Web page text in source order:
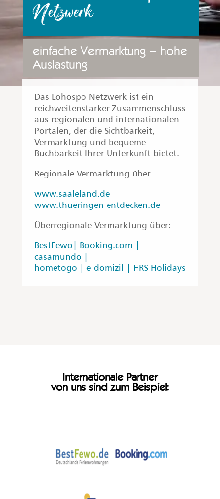
Netzwerk
einfache Vermarktung – hohe
Auslastung
Das Lohospo Netzwerk ist ein
reichweitenstarker Zusammenschluss
aus regionalen und internationalen
Portalen, der die Sichtbarkeit,
Vermarktung und bequeme
Buchbarkeit Ihrer Unterkunft bietet.
Regionale Vermarktung über
www.saaleland.de
www.thueringen-entdecken.de
Überregionale Vermarktung über:
BestFewo|
Booking.com
casamundo |
hometogo |
e-domizil | HRS Holidays
Internationale Partner
von uns sind zum Beispiel: